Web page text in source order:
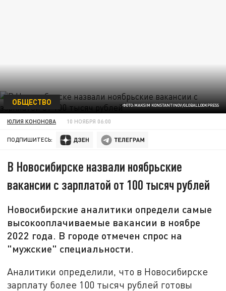
ФОТО:MAKSIM KONSTANTINOV/GLOBALLOOKPRESS
ОБЩЕСТВО
ЮЛИЯ КОНОНОВА 10 НОЯБРЯ 06:00
ПОДПИШИТЕСЬ:
В Новосибирске назвали ноябрьские
вакансии с зарплатой от 100 тысяч рублей
Новосибирские аналитики определи самые
высокооплачиваемые вакансии в ноябре
2022 года. В городе отмечен спрос на
"мужские" специальности.
Аналитики определили, что в Новосибирске
зарплату более 100 тысяч рублей готовы